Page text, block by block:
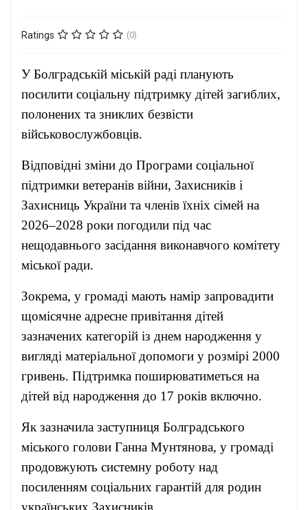
Ratings (0)
У Болградській міській раді планують
посилити соціальну підтримку дітей загиблих,
полонених та зниклих безвісти
військовослужбовців.
Відповідні зміни до Програми соціальної
підтримки ветеранів війни, Захисників і
Захисниць України та членів їхніх сімей на
2026–2028 роки погодили під час
нещодавнього засідання виконавчого комітету
міської ради.
Зокрема, у громаді мають намір запровадити
щомісячне адресне привітання дітей
зазначених категорій із днем народження у
вигляді матеріальної допомоги у розмірі 2000
гривень. Підтримка поширюватиметься на
дітей від народження до 17 років включно.
Як зазначила заступниця Болградського
міського голови Ганна Мунтянова, у громаді
продовжують системну роботу над
посиленням соціальних гарантій для родин
українських Захисників.